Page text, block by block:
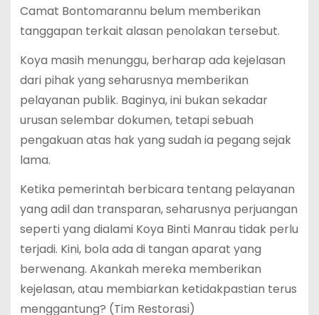
Camat Bontomarannu belum memberikan
tanggapan terkait alasan penolakan tersebut.
Koya masih menunggu, berharap ada kejelasan
dari pihak yang seharusnya memberikan
pelayanan publik. Baginya, ini bukan sekadar
urusan selembar dokumen, tetapi sebuah
pengakuan atas hak yang sudah ia pegang sejak
lama.
Ketika pemerintah berbicara tentang pelayanan
yang adil dan transparan, seharusnya perjuangan
seperti yang dialami Koya Binti Manrau tidak perlu
terjadi. Kini, bola ada di tangan aparat yang
berwenang. Akankah mereka memberikan
kejelasan, atau membiarkan ketidakpastian terus
menggantung? (Tim Restorasi)